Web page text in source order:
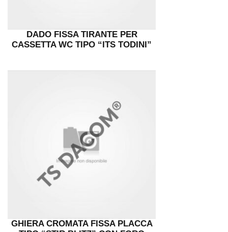
DADO FISSA TIRANTE PER
CASSETTA WC TIPO “ITS TODINI”
GHIERA CROMATA FISSA PLACCA